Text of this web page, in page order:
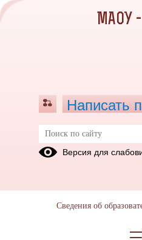
участников
питания в
Здоровое питание детей во
МАОУ
Написать
Версия для
Сведения об